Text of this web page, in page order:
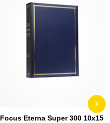
Focus Eterna Super 300 10x15